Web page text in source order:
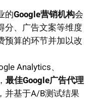
的Google营销机构会
分、广告文案等维度
预算的环节并加以改
Analytics、
最佳Google广告代理
并基于A/B测试结果